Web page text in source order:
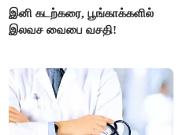
இனி கடற்கரை, பூங்காக்களில்
இலவச வைபை வசதி!